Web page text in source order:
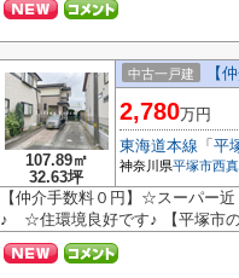
107.89㎡
32.63坪
中古一戸建 【
2,780万円
東海道本線 「 平
神奈川県平塚市西
【仲介手数料０円】☆スーパ
♪ ☆住環境良好です♪ 【平塚市